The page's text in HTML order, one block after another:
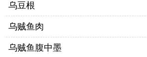
乌豆根
乌贼鱼肉
乌贼鱼腹中墨